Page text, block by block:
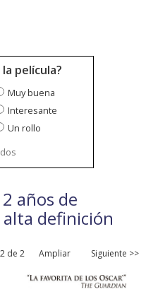
película?
Muy buena
Interesante
Un rollo
años de
definición
de 2 Ampliar Siguiente >>